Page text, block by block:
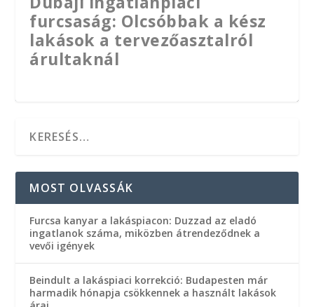
furcsaság: Olcsóbbak a kész
lakások a tervezőasztalról
árultaknál
100 millió forinttól a csillagos
Dubai ingatlanpiac 2026:
Dubaji ingatlanpiac: hol
Dubaji ingatlanpiac – Kinek
MOST OLVASSÁK
Furcsa kanyar a lakáspiacon: Duzzad az eladó
ingatlanok száma, miközben átrendeződnek a
vevői igények
Beindult a lakáspiaci korrekció: Budapesten már
harmadik hónapja csökkennek a használt lakások